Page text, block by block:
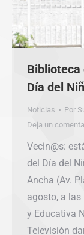
Biblioteca
Día del
Noticias Por
Deja un
Vecin@s:
del Día del
Ancha (Av.
agosto, a las
y Educativa
Televisión